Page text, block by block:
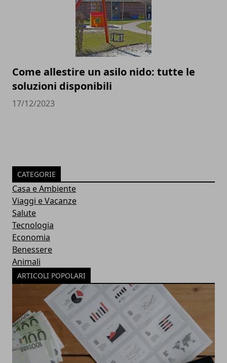
Come allestire un asilo nido: tutte le
soluzioni disponibili
17/12/2023
CATEGORIE
Casa e Ambiente
Viaggi e Vacanze
Salute
Tecnologia
Economia
Benessere
Animali
ARTICOLI POPOLARI